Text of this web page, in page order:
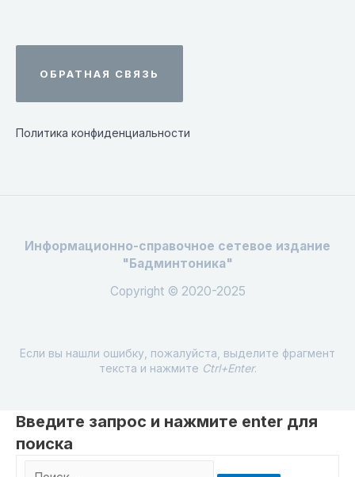
ОБРАТНАЯ СВЯЗЬ
Политика конфиденциальности
Информационно-справочное сетевое издание
"Бадминтоника"
Copyright © 2020-2025
Если вы нашли ошибку, пожалуйста, выделите фрагмент
текста и нажмите Ctrl+Enter.
Введите запрос и нажмите enter для
поиска
Поиск